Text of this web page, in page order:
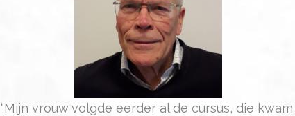
“Mijn vrouw volgde eerder al de cursus, die kwam